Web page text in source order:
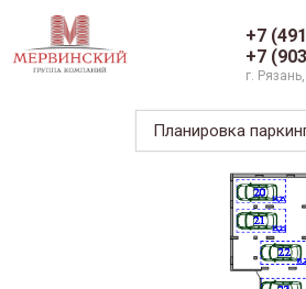
+7
+7
г.
Планировка